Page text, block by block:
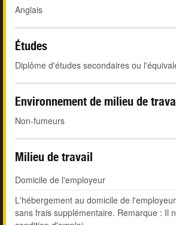
Anglais
Études
Diplôme d'études secondaires ou
Environnement de milieu de
Non-fumeurs
Milieu de travail
Domicile de l'employeur
L'hébergement au domicile de
sans frais supplémentaire. Remarque : Il